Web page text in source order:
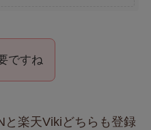
ですね
と楽天Vikiどちらも登録